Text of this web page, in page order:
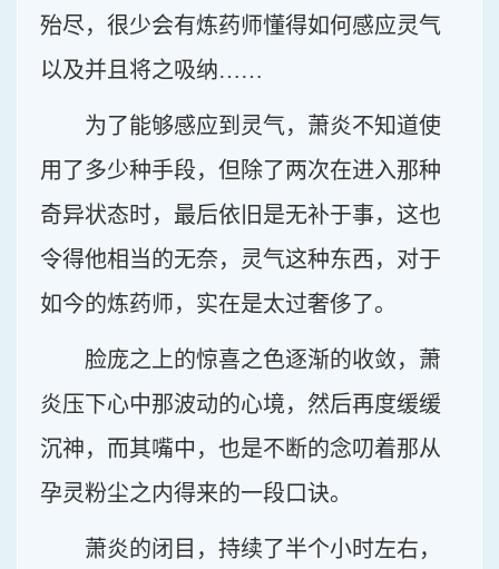
殆尽，很少会有炼药师懂得如何感应灵气
以及并且将之吸纳……
为了能够感应到灵气，萧炎不知道使
用了多少种手段，但除了两次在进入那种
奇异状态时，最后依旧是无补于事，这也
令得他相当的无奈，灵气这种东西，对于
如今的炼药师，实在是太过奢侈了。
脸庞之上的惊喜之色逐渐的收敛，萧
炎压下心中那波动的心境，然后再度缓缓
沉神，而其嘴中，也是不断的念叨着那从
孕灵粉尘之内得来的一段口诀。
萧炎的闭目，持续了半个小时左右，